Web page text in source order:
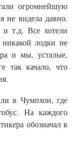
огромнейшую
не видела давно.
т.д. Все хотели
лодки не
и мы, усталые,
так качало, что
в Чумпхон, где
На каждого
обозначал в